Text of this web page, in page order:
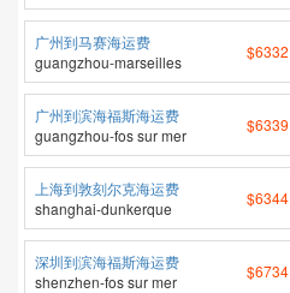
广州到马赛海运费
guangzhou-marseilles
$6332
广州到滨海福斯海运费
guangzhou-fos sur mer
$6339
上海到敦刻尔克海运费
shanghai-dunkerque
$6344
深圳到滨海福斯海运费
shenzhen-fos sur mer
$6734